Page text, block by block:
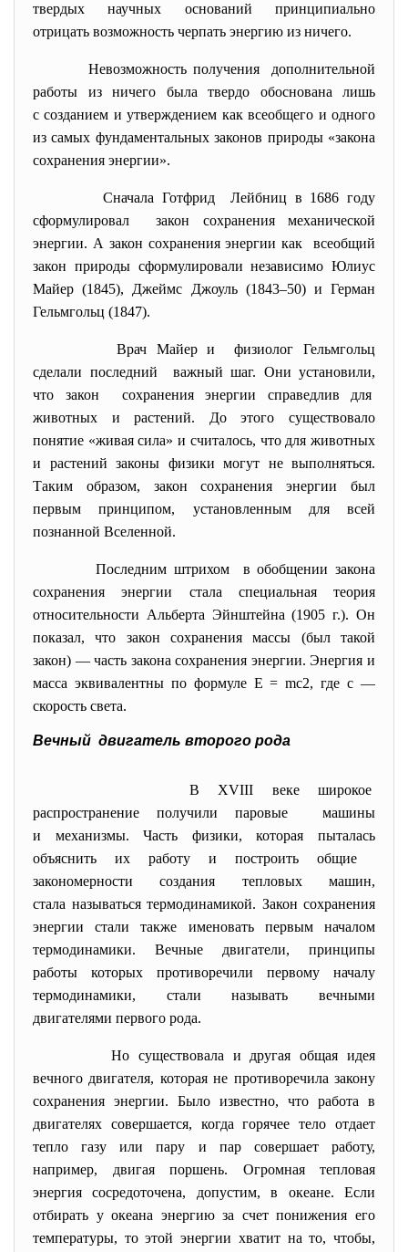
твердых научных оснований принципиально
отрицать возможность черпать энергию из ничего.
Невозможность получения дополнительной
работы из ничего была твердо обоснована лишь
с созданием и утверждением как всеобщего и одного
из самых фундаментальных законов природы «закона
сохранения энергии».
Сначала Готфрид Лейбниц в 1686 году
сформулировал закон сохранения механической
энергии. А закон сохранения энергии как всеобщий
закон природы сформулировали независимо Юлиус
Майер (1845), Джеймс Джоуль (1843–50) и Герман
Гельмгольц (1847).
Врач Майер и физиолог Гельмгольц
сделали последний важный шаг. Они установили,
что закон сохранения энергии справедлив для
животных и растений. До этого существовало
понятие «живая сила» и считалось, что для животных
и растений законы физики могут не выполняться.
Таким образом, закон сохранения энергии был
первым принципом, установленным для всей
познанной Вселенной.
Последним штрихом в обобщении закона
сохранения энергии стала специальная теория
относительности Альберта Эйнштейна (1905 г.). Он
показал, что закон сохранения массы (был такой
закон) — часть закона сохранения энергии. Энергия и
масса эквивалентны по формуле Е = mс2, где с —
скорость света.
Вечный двигатель второго рода
В XVIII веке широкое
распространение получили паровые машины
и механизмы. Часть физики, которая пыталась
объяснить их работу и построить общие
закономерности создания тепловых машин,
стала называться термодинамикой. Закон сохранения
энергии стали также именовать первым началом
термодинамики. Вечные двигатели, принципы
работы которых противоречили первому началу
термодинамики, стали называть вечными
двигателями первого рода.
Но существовала и другая общая идея
вечного двигателя, которая не противоречила закону
сохранения энергии. Было известно, что работа в
двигателях совершается, когда горячее тело отдает
тепло газу или пару и пар совершает работу,
например, двигая поршень. Огромная тепловая
энергия сосредоточена, допустим, в океане. Если
отбирать у океана энергию за счет понижения его
температуры, то этой энергии хватит на то, чтобы,